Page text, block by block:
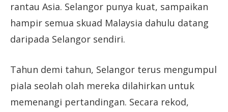
rantau Asia. Selangor punya kuat, sampaikan
hampir semua skuad Malaysia dahulu datang
daripada Selangor sendiri.
Tahun demi tahun, Selangor terus mengumpul
piala seolah olah mereka dilahirkan untuk
memenangi pertandingan. Secara rekod,